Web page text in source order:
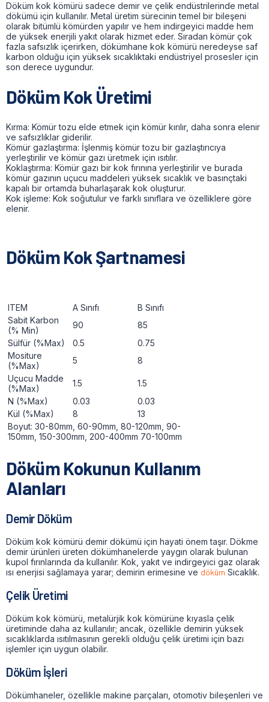
Döküm kok kömürü sadece demir ve çelik endüstrilerinde metal
dökümü için kullanılır. Metal üretim sürecinin temel bir bileşeni
olarak bitümlü kömürden yapılır ve hem indirgeyici madde hem
de yüksek enerjili yakıt olarak hizmet eder. Sıradan kömür çok
fazla safsızlık içerirken, dökümhane kok kömürü neredeyse saf
karbon olduğu için yüksek sıcaklıktaki endüstriyel prosesler için
son derece uygundur.
Döküm Kok Üretimi
Kırma: Kömür tozu elde etmek için kömür kırılır, daha sonra elenir
ve safsızlıklar giderilir.
Kömür gazlaştırma: İşlenmiş kömür tozu bir gazlaştırıcıya
yerleştirilir ve kömür gazı üretmek için ısıtılır.
Koklaştırma: Kömür gazı bir kok fırınına yerleştirilir ve burada
kömür gazının uçucu maddeleri yüksek sıcaklık ve basınçtaki
kapalı bir ortamda buharlaşarak kok oluşturur.
Kok işleme: Kok soğutulur ve farklı sınıflara ve özelliklere göre
elenir.
Döküm Kok Şartnamesi
ITEM A Sınıfı
B Sınıfı
Sabit Karbon
(% Min)
90
85
Sülfür (%Max)
0.5
0.75
Mositure
(%Max)
5
8
Uçucu Madde
(%Max)
1.5
1.5
N (%Max)
0.03
0.03
Kül (%Max)
8
13
Boyut: 30-80mm, 60-90mm, 80-120mm, 90-
150mm, 150-300mm, 200-400mm 70-100mm
Döküm Kokunun Kullanım
Alanları
Demir Döküm
Döküm kok kömürü demir dökümü için hayati önem taşır. Dökme
demir ürünleri üreten dökümhanelerde yaygın olarak bulunan
kupol fırınlarında da kullanılır. Kok, yakıt ve indirgeyici gaz olarak
ısı enerjisi sağlamaya yarar; demirin erimesine ve döküm Sıcaklık.
Çelik Üretimi
Döküm kok kömürü, metalürjik kok kömürüne kıyasla çelik
üretiminde daha az kullanılır; ancak, özellikle demirin yüksek
sıcaklıklarda ısıtılmasının gerekli olduğu çelik üretimi için bazı
işlemler için uygun olabilir.
Döküm İşleri
Dökümhaneler, özellikle makine parçaları, otomotiv bileşenleri ve